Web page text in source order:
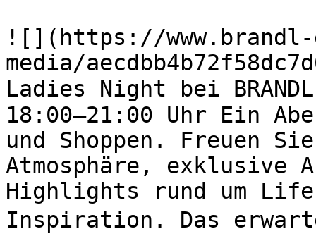
![](https://
media/
Ladies Night bei
18:00–21:00 Uhr Ein
und Shoppen. Freuen
Atmosphäre, exklusive
Highlights rund um
Inspiration. Das